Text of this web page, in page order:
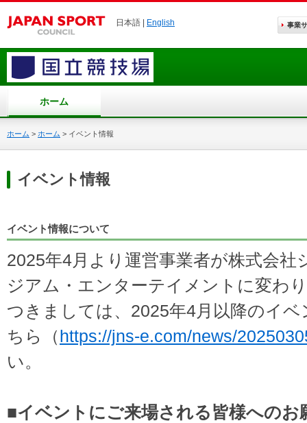
日本語 | English 事業
ホーム
ホーム > ホーム > イベント情報
イベント情報
イベント情報について
2025年4月より運営事業者が株式会
ジアム・エンターテイメントに変わ
つきましては、2025年4月以降のイ
ちら（https://jns-e.com/news/
い。
■イベントにご来場される皆様へのお